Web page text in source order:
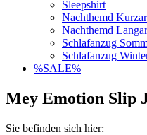
Sleepshirt
Nachthemd
Nachthemd
Schlafanzug
Schlafanzug
%SALE%
Mey Emotion Slip
Sie befinden sich hier: